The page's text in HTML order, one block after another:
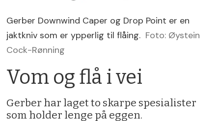
Gerber Downwind Caper og Drop Point er en
jaktkniv som er ypperlig til flåing. Foto: Øystein
Cock-Rønning
Vom og flå i vei
Gerber har laget to skarpe spesialister
som holder lenge på eggen.